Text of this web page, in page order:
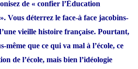
de « confier l’Éducation
Vous déterrez le face-à face jacobins-
vieille histoire française. Pourtant,
même que ce qui va mal à l’école, ce
de l’école, mais bien l’idéologie